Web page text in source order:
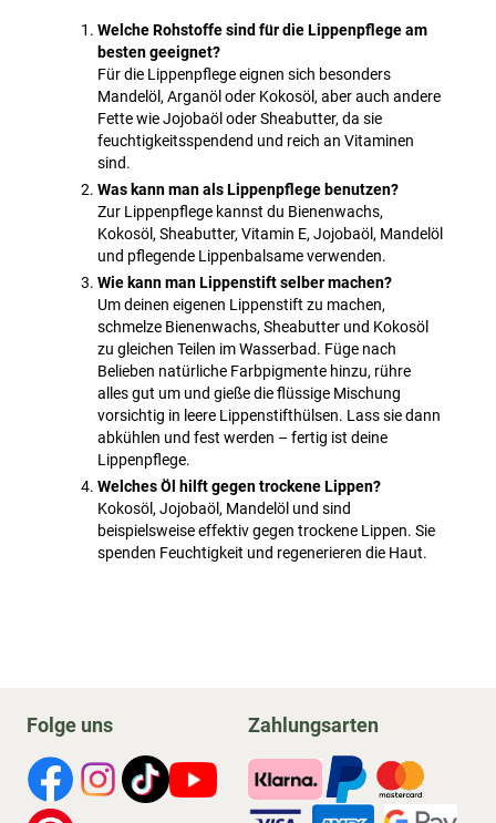
Welche Rohstoffe sind für die Lippenpflege am
besten geeignet?
Für die Lippenpflege eignen sich besonders
Mandelöl, Arganöl oder Kokosöl, aber auch andere
Fette wie Jojobaöl oder Sheabutter, da sie
feuchtigkeitsspendend und reich an Vitaminen
sind.
Was kann man als Lippenpflege benutzen?
Zur Lippenpflege kannst du Bienenwachs,
Kokosöl, Sheabutter, Vitamin E, Jojobaöl, Mandelöl
und pflegende Lippenbalsame verwenden.
Wie kann man Lippenstift selber machen?
Um deinen eigenen Lippenstift zu machen,
schmelze Bienenwachs, Sheabutter und Kokosöl
zu gleichen Teilen im Wasserbad. Füge nach
Belieben natürliche Farbpigmente hinzu, rühre
alles gut um und gieße die flüssige Mischung
vorsichtig in leere Lippenstifthülsen. Lass sie dann
abkühlen und fest werden – fertig ist deine
Lippenpflege.
Welches Öl hilft gegen trockene Lippen?
Kokosöl, Jojobaöl, Mandelöl und sind
beispielsweise effektiv gegen trockene Lippen. Sie
spenden Feuchtigkeit und regenerieren die Haut.
Folge uns Zahlungsarten